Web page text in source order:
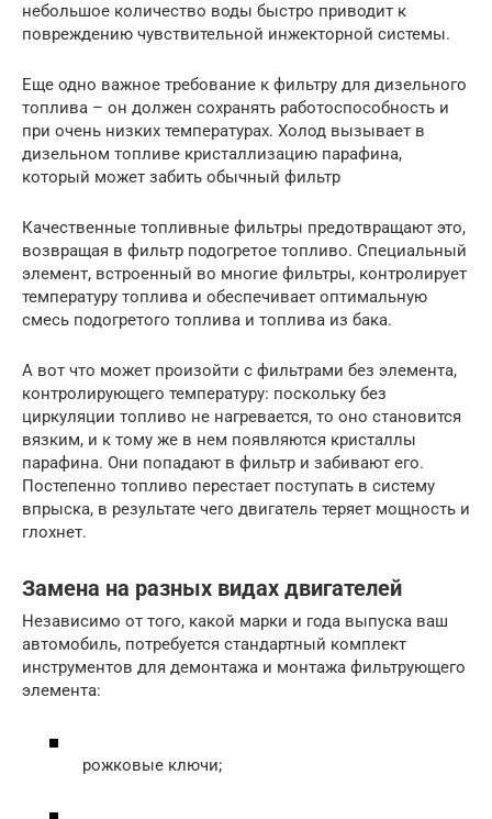
небольшое количество воды быстро приводит к
повреждению чувствительной инжекторной системы.
Еще одно важное требование к фильтру для дизельного
топлива – он должен сохранять работоспособность и
при очень низких температурах. Холод вызывает в
дизельном топливе кристаллизацию парафина,
который может забить обычный фильтр
Качественные топливные фильтры предотвращают это,
возвращая в фильтр подогретое топливо. Специальный
элемент, встроенный во многие фильтры, контролирует
температуру топлива и обеспечивает оптимальную
смесь подогретого топлива и топлива из бака.
А вот что может произойти с фильтрами без элемента,
контролирующего температуру: поскольку без
циркуляции топливо не нагревается, то оно становится
вязким, и к тому же в нем появляются кристаллы
парафина. Они попадают в фильтр и забивают его.
Постепенно топливо перестает поступать в систему
впрыска, в результате чего двигатель теряет мощность и
глохнет.
Замена на разных видах двигателей
Независимо от того, какой марки и года выпуска ваш
автомобиль, потребуется стандартный комплект
инструментов для демонтажа и монтажа фильтрующего
элемента:
рожковые ключи;